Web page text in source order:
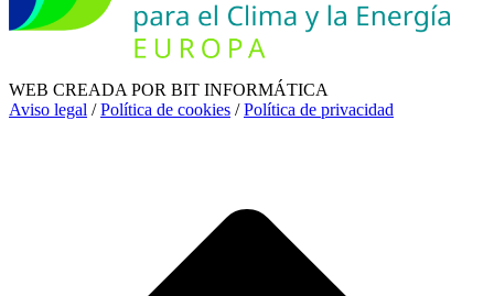
WEB CREADA POR BIT INFORMÁTICA
Aviso legal /Política de cookies /Política de privacidad